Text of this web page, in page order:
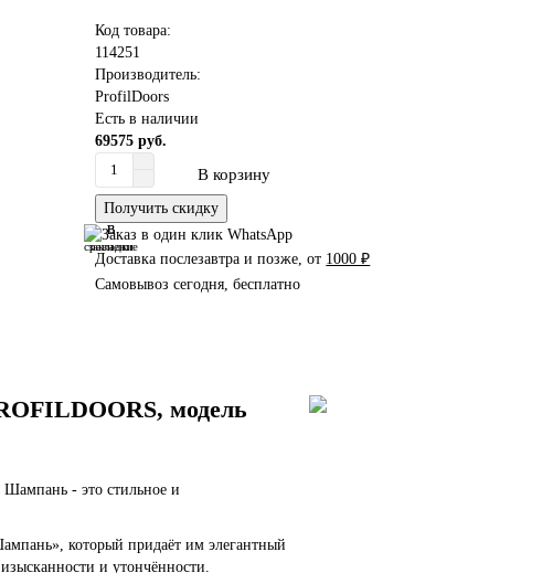
Код товара:
114251
Производитель:
ProfilDoors
Есть в наличии
69575 руб.
В корзину
Получить скидку
В
закладки
В
сравнение
Доставка послезавтра и позже, от 1000 ₽
Самовывоз сегодня, бесплатно
модель
- это стильное и
который придаёт им элегантный
и утончённости.